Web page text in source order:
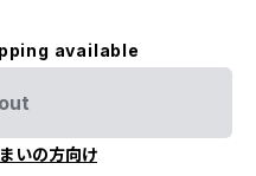
available
いの方向け